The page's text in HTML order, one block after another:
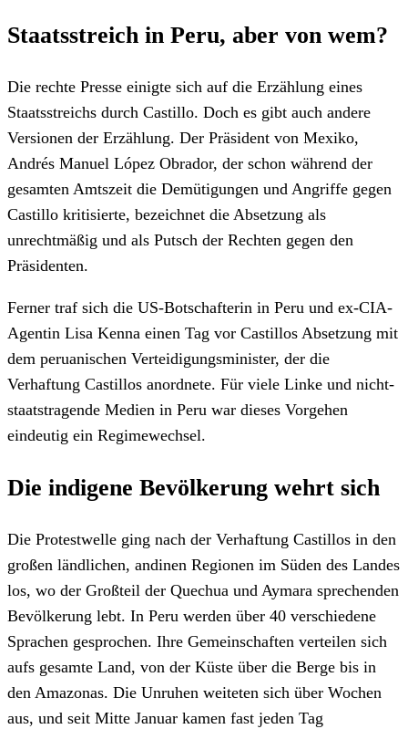
Staatsstreich in Peru, aber von wem?
Die rechte Presse einigte sich auf die Erzählung eines
Staatsstreichs durch Castillo. Doch es gibt auch andere
Versionen der Erzählung. Der Präsident von Mexiko,
Andrés Manuel López Obrador, der schon während der
gesamten Amtszeit die Demütigungen und Angriffe gegen
Castillo kritisierte, bezeichnet die Absetzung als
unrechtmäßig und als Putsch der Rechten gegen den
Präsidenten.
Ferner traf sich die US-Botschafterin in Peru und ex-CIA-
Agentin Lisa Kenna einen Tag vor Castillos Absetzung mit
dem peruanischen Verteidigungsminister, der die
Verhaftung Castillos anordnete. Für viele Linke und nicht-
staatstragende Medien in Peru war dieses Vorgehen
eindeutig ein Regimewechsel.
Die indigene Bevölkerung wehrt sich
Die Protestwelle ging nach der Verhaftung Castillos in den
großen ländlichen, andinen Regionen im Süden des Landes
los, wo der Großteil der Quechua und Aymara sprechenden
Bevölkerung lebt. In Peru werden über 40 verschiedene
Sprachen gesprochen. Ihre Gemeinschaften verteilen sich
aufs gesamte Land, von der Küste über die Berge bis in
den Amazonas. Die Unruhen weiteten sich über Wochen
aus, und seit Mitte Januar kamen fast jeden Tag